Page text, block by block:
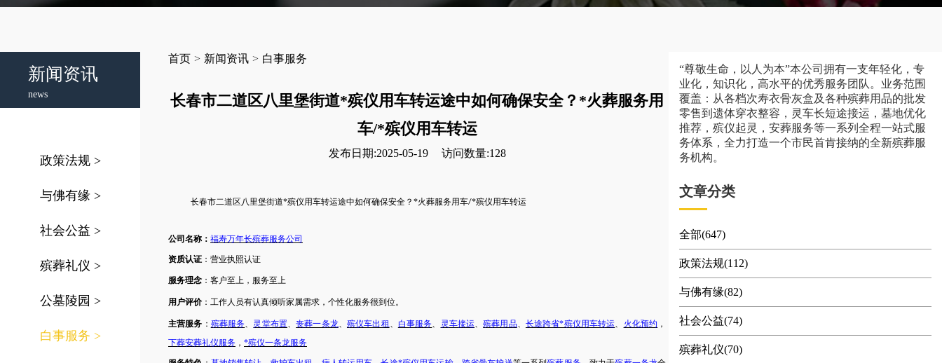
新闻资讯
news
政策法规 >
与佛有缘 >
社会公益 >
殡葬礼仪 >
公墓陵园 >
白事服务 >
首页 > 新闻资讯 > 白事服务
长春市二道区八里堡街道*殡仪用车转运途中如何确保安全？*火葬服务用
车/*殡仪用车转运
发布日期:2025-05-19 访问数量:128
长春市二道区八里堡街道*殡仪用车转运途中如何确保安全？ *火葬服务用车/*殡仪用车转运
公司名称： 福寿万年长殡葬服务公司
资质认证 ：营业执照认证
服务理念 ：客户至上，服务至上
用户评价：工作人员有认真倾听家属需求，个性化服务很到位。
主营服务 ： 殡葬服务 灵堂布置、丧葬一条龙、 殡仪车出租 白事服务 灵车接运 、殡葬用品、 长途跨省*殡仪用车转运 火化预约 ，
下葬安葬礼仪服务 ， *殡仪一条龙服务
“尊敬生命，以人为本”本公司拥有一支年轻化，专
业化，知识化，高水平的优秀服务团队。业务范围
覆盖：从各档次寿衣骨灰盒及各种殡葬用品的批发
零售到遗体穿衣整容，灵车长短途接运，墓地优化
推荐，殡仪起灵，安葬服务等一系列全程一站式服
务体系，全力打造一个市民首肯接纳的全新殡葬服
务机构。
文章分类
全部(647)
政策法规(112)
与佛有缘(82)
社会公益(74)
殡葬礼仪(70)